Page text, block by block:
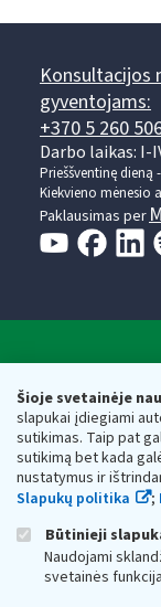
Šioje svetainėje
slapukai įdiegiami
sutikimas. Taip pat
sutikimą bet kada
nustatymus ir
Slapukų politika
;
Būtinieji
Naudojami
svetainės
Konsultacijos
gyventojams:
+370 5 260
Darbo laikas: I-
Prieššventinę
Kiekvieno mėnesio
Paklausimas per
Respublikos
Biudžetinė įstaiga.
adresas: Vasario
vmi@vmi.lt, E.
Duomenys apie
Respublikos